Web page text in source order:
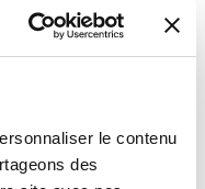
le contenu
des
noms des modèles
lorsque vous
sur les réseaux